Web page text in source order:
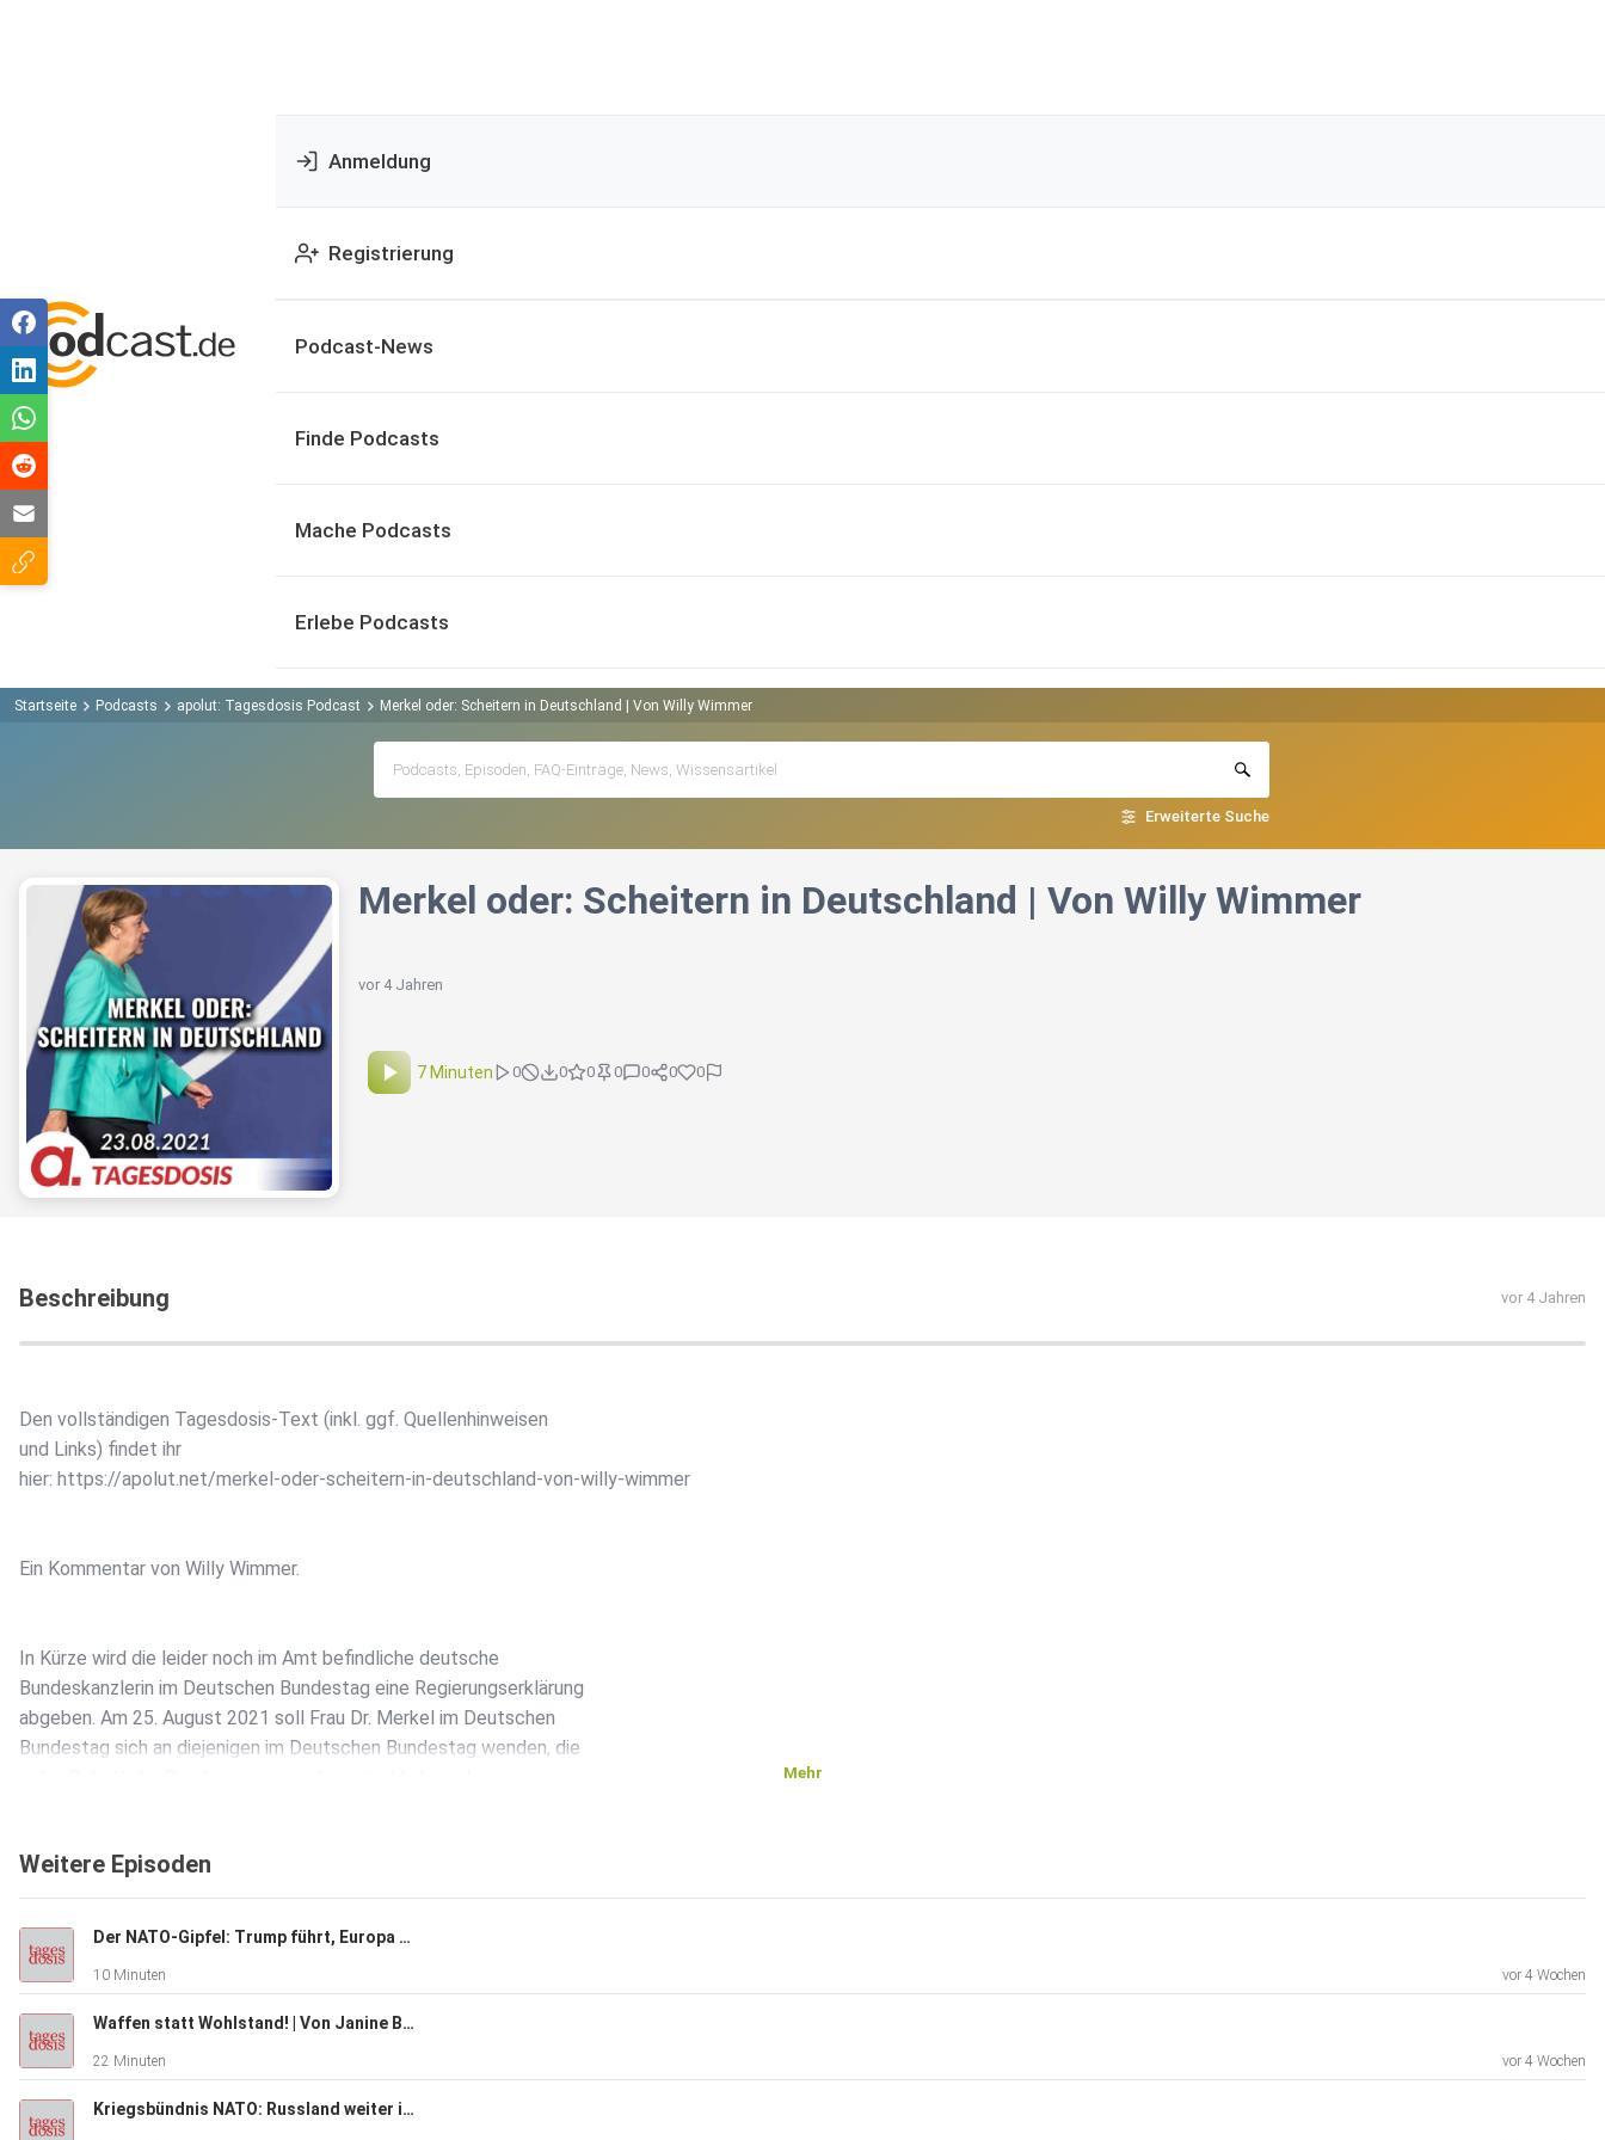
Anmeldung
Registrierung
Podcast-News
Finde Podcasts
Mache Podcasts
Erlebe Podcasts
Startseite Podcasts apolut: Tagesdosis Podcast Merkel oder: Scheitern in Deutschland | Von Willy Wimmer
Erweiterte Suche
Merkel oder: Scheitern in Deutschland | Von Willy Wimmer
vor 4 Jahren
7 Minuten 0 0 0 0 0 0 0
Beschreibung vor 4 Jahren
Den vollständigen Tagesdosis-Text (inkl. ggf. Quellenhinweisen
und Links) findet ihr
hier: https://apolut.net/merkel-oder-scheitern-in-deutschland-von-willy-wimmer
Ein Kommentar von Willy Wimmer.
In Kürze wird die leider noch im Amt befindliche deutsche
Bundeskanzlerin im Deutschen Bundestag eine Regierungserklärung
abgeben. Am 25. August 2021 soll Frau Dr. Merkel im Deutschen
Bundestag sich an diejenigen im Deutschen Bundestag wenden, die
der Bundesrepublik Deutschland geführt hat. Die deutschen
Schmidt bis Helmut Kohl haben die Bundesrepublik Deutschland in
die Lage versetzt, die Chance für die staatliche Einheit des
deutschen Volkes zu schaffen und ein geachtetes Mitglied der
Völkergemeinschaft zu werden.
Die Bundeskanzlerin Frau Dr. Angela Merkel ist dabei, aus ihrem
Mehr
Weitere Episoden
Der NATO-Gipfel: Trump führt, Europa folgt | Von Rainer Rupp
10 Minuten vor 4 Wochen
Waffen statt Wohlstand! | Von Janine Beicht
22 Minuten vor 4 Wochen
Kriegsbündnis NATO: Russland weiter im Visier | Von Tilo Gräser